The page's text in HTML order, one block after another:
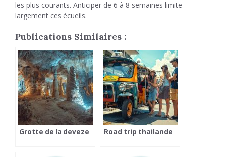
les plus courants. Anticiper de 6 à 8 semaines limite
largement ces écueils.
Publications Similaires :
Grotte de la deveze Road trip thailande